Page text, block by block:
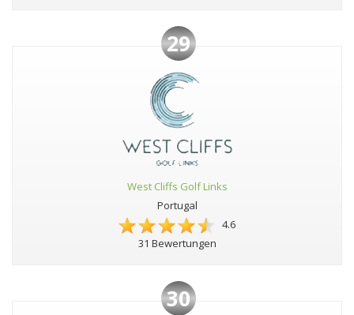
29
West Cliffs Golf Links
Portugal
4.6
31 Bewertungen
30